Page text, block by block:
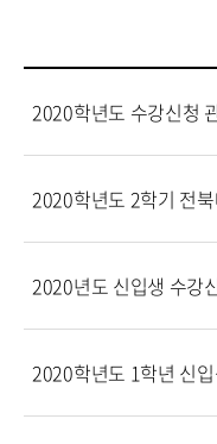
2020학년도 수강신청
2020학년도 2학기 전
2020년도 신입생 수강
2020학년도 1학년 신